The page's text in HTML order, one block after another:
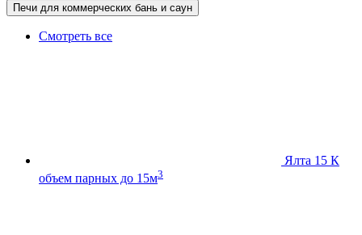
Печи для коммерческих бань и саун
Смотреть все
Ялта 15 К
объем парных до 15м3